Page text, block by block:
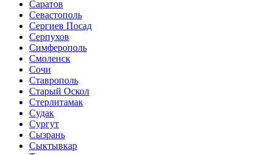
Саратов
Севастополь
Сергиев Посад
Серпухов
Симферополь
Смоленск
Сочи
Ставрополь
Старый Оскол
Стерлитамак
Судак
Сургут
Сызрань
Сыктывкар